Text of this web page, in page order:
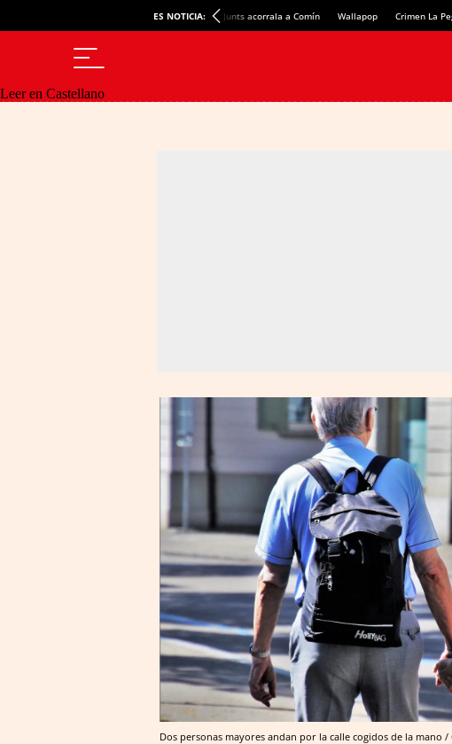
ES NOTICIA: Junts acorrala a Comín Wallapop Crimen La
Leer en Castellano
Dos personas mayores andan por la calle cogidos de la mano /